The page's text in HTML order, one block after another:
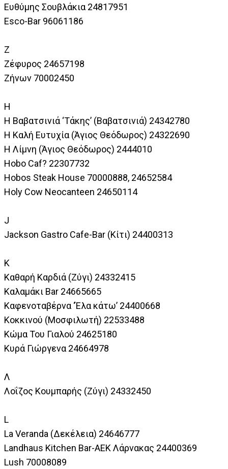
Ευθύμης Σουβλάκια 24817951
Esco-Bar 96061186
Ζ
Ζέφυρος 24657198
Ζήνων 70002450
H
Η Βαβατσινιά ‘Τάκης’ (Βαβατσινιά) 24342780
Η Καλή Ευτυχία (Άγιος Θεόδωρος) 24322690
Η Λίμνη (Άγιος Θεόδωρος) 2444010
Hobo Caf? 22307732
Hobos Steak House 70000888, 24652584
Holy Cow Neocanteen 24650114
J
Jackson Gastro Cafe-Bar (Κίτι) 24400313
Κ
Καθαρή Καρδιά (Ζύγι) 24332415
Καλαμάκι Bar 24665665
Καφενοταβέρνα ‘Έλα κάτω’ 24400668
Κοκκινού (Μοσφιλωτή) 22533488
Κώμα Του Γιαλού 24625180
Κυρά Γιώργενα 24664978
Λ
Λοΐζος Κουμπαρής (Ζύγι) 24332450
L
La Veranda (Δεκέλεια) 24646777
Landhaus Kitchen Bar-AEK Λάρνακας 24400369
Lush 70008089